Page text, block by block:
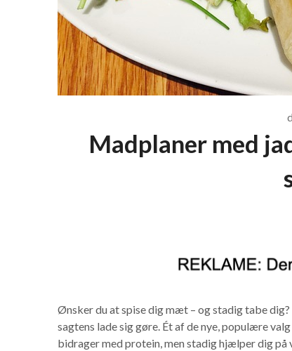
Madplaner med
Ønsker du at spise dig mæt – og stadig tabe
sagtens lade sig gøre. Ét af de nye, populære
bidrager med protein, men stadig hjælper dig